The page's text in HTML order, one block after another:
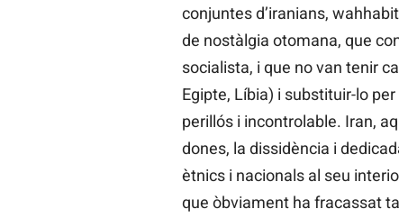
conjuntes d’iranians,
de nostàlgia otomana, que
socialista, i que no van tenir
Egipte, Líbia) i substituir-lo
perillós i incontrolable. Iran,
dones, la dissidència i
ètnics i nacionals al seu
que òbviament ha fracassat